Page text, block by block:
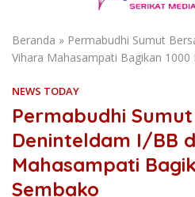
Beranda » Permabudhi Sumut
Vihara Mahasampati Bagikan 1000
NEWS TODAY
Permabudhi
Deninteldam I/BB
Mahasampati
Sembako